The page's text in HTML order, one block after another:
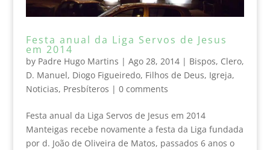
Festa anual da Liga Servos de Jesus
em 2014
by Padre Hugo Martins | Ago 28, 2014| Bispos, Clero,
D. Manuel, Diogo Figueiredo, Filhos de Deus, Igreja,
Noticias, Presbíteros | 0 comments
Festa anual da Liga Servos de Jesus em 2014
Manteigas recebe novamente a festa da Liga fundada
por d. João de Oliveira de Matos, passados 6 anos o